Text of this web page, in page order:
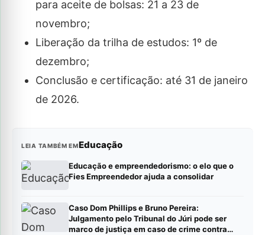
para aceite de bolsas: 21 a 23 de
novembro;
Liberação da trilha de estudos: 1º de
dezembro;
Conclusão e certificação: até 31 de janeiro
de 2026.
LEIA TAMBÉM EMEducação
Educação e empreendedorismo: o elo que o
Fies Empreendedor ajuda a consolidar
Caso Dom Phillips e Bruno Pereira:
Julgamento pelo Tribunal do Júri pode ser
marco de justiça em caso de crime contra